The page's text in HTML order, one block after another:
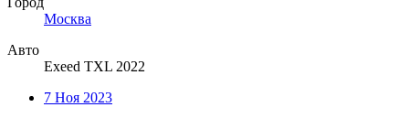
Москва
Авто
Exeed TXL 2022
7 Ноя 2023